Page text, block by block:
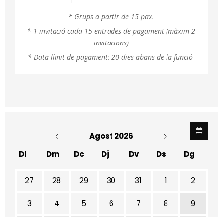
* Grups a partir de 15 pax.
* 1 invitació cada 15 entrades de pagament (màxim 2
invitacions)
* Data límit de pagament: 20 dies abans de la funció
Agost 2026
Dl
Dm Dc Dj Dv Ds Dg
No hi ha cap activitat aquest mes
27 28 29 30 31 1 2
3 4 5 6 7 8 9